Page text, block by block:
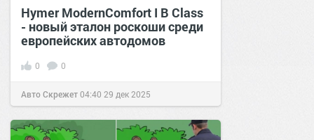
Hymer ModernComfort I B Class
- новый эталон роскоши среди
европейских автодомов
0 0
Авто Скрежет04:40 29 дек 2025